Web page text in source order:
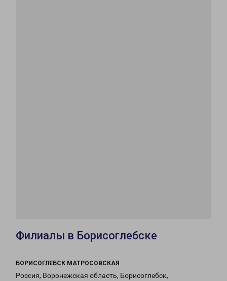
Филиалы в Борисоглебске
БОРИСОГЛЕБСК МАТРОСОВСКАЯ
Россия, Воронежская область, Борисоглебск,